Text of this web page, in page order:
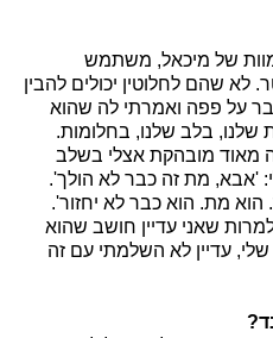
של מיכאל, משתמש
לא שהם לחלוטין יכולים להבין
על פפה ואמרתי לה שהוא
שלנו, בלב שלנו, בחלומות.
מאוד מובהקת אצלי בשלב
'אבא, מת זה כבר לא הולך'.
מת. הוא כבר לא יחזור'.
שאני עדיין חושב שהוא
עדיין לא השלמתי עם זה